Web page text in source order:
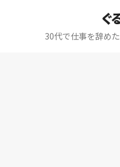
ぐ
30代で仕事を辞め